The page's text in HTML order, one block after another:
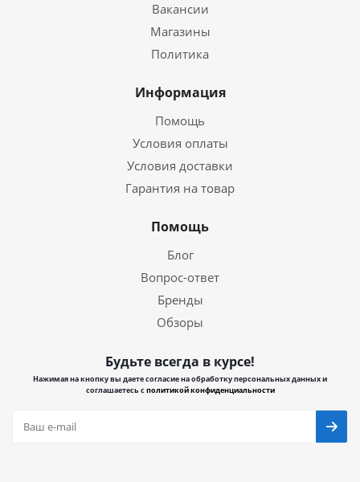
Вакансии
Магазины
Политика
Информация
Помощь
Условия оплаты
Условия доставки
Гарантия на товар
Помощь
Блог
Вопрос-ответ
Бренды
Обзоры
Будьте всегда в курсе!
Нажимая на кнопку вы даете согласие на обработку персональных данных и
соглашаетесь сполитикой конфиденциальности